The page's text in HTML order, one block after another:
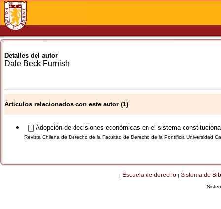
Detalles del autor
Dale Beck Furnish
Articulos relacionados con este autor (1)
Adopción de decisiones económicas en el sistema
Revista Chilena de Derecho de la Facultad de Derecho de la Pontificia Universidad
| Escuela de derecho | Sistema de